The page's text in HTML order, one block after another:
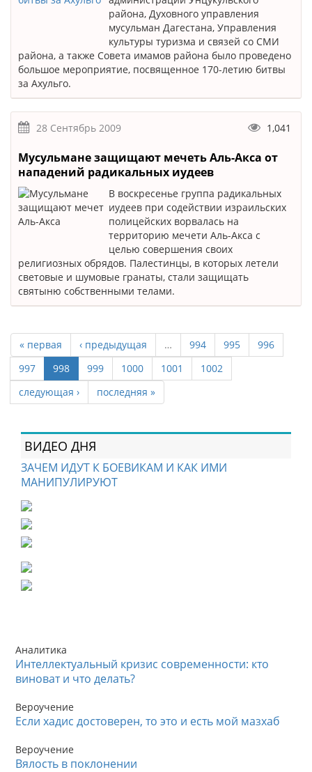
района, Духовного управления
мусульман Дагестана, Управления
культуры туризма и связей со СМИ
района, а также Совета имамов района было проведено
большое мероприятие, посвященное 170-летию битвы
за Ахульго.
28 Сентябрь 2009 1,041
Мусульмане защищают мечеть Аль-Акса от
нападений радикальных иудеев
В воскресенье группа радикальных
иудеев при содействии израильских
полицейских ворвалась на
территорию мечети Аль-Акса с
целью совершения своих
религиозных обрядов. Палестинцы, в которых летели
световые и шумовые гранаты, стали защищать
святыню собственными телами.
« первая ‹ предыдущая … 994 995
996
997
998 999 1000 1001
1002
следующая ›
последняя »
ВИДЕО ДНЯ
ЗАЧЕМ ИДУТ К БОЕВИКАМ И КАК ИМИ
МАНИПУЛИРУЮТ
Аналитика
Интеллектуальный кризис современности: кто
виноват и что делать?
Вероучение
Если хадис достоверен, то это и есть мой мазхаб
Вероучение
Вялость в поклонении